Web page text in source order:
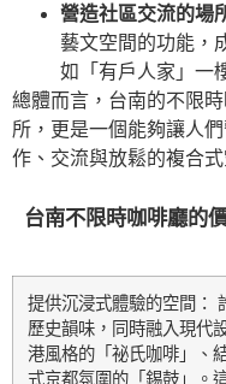
營造社區交流的場
藝文空間的功能，
如「有戶人家」一
總體而言，台南的不限
所，更是一個能夠讓人
作、交流與放鬆的複合式
台南不限時咖啡廳的
提供沉浸式體驗的空間：
歷史韻味，同時融入現代
港風格的「祕氏咖啡」、
式京都氛圍的「錫鼓」。